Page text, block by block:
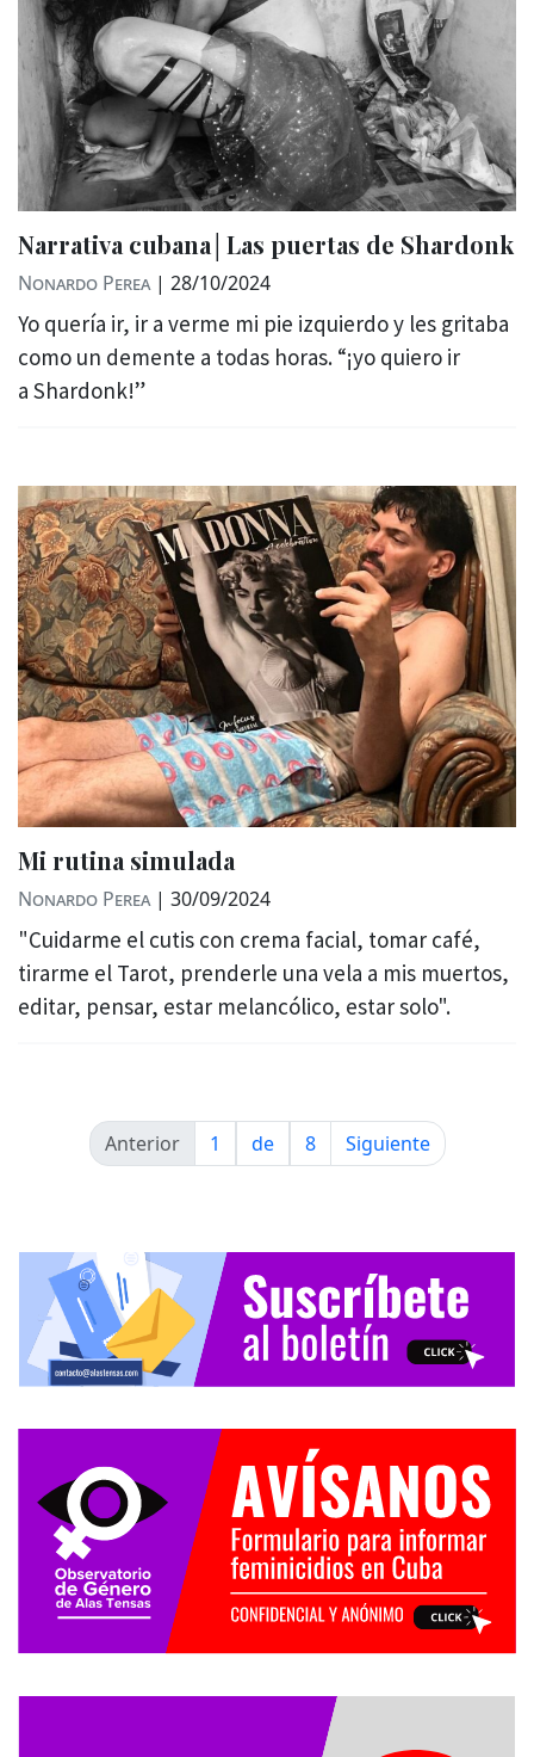
Narrativa cubana│Las puertas de Shardonk
Nonardo Perea | 28/10/2024
Yo quería ir, ir a verme mi pie izquierdo y les gritaba
como un demente a todas horas. “¡yo quiero ir
a Shardonk!”
Mi rutina simulada
Nonardo Perea | 30/09/2024
"Cuidarme el cutis con crema facial, tomar café,
tirarme el Tarot, prenderle una vela a mis muertos,
editar, pensar, estar melancólico, estar solo".
Anterior 1 de 8 Siguiente